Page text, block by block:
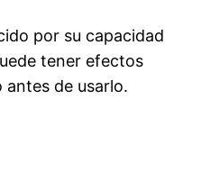
por su capacidad
tener efectos
de usarlo.